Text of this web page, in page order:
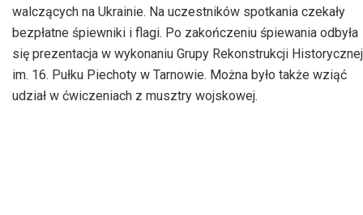
walczących na Ukrainie. Na uczestników spotkania czekały
bezpłatne śpiewniki i flagi. Po zakończeniu śpiewania odbyła
się prezentacja w wykonaniu Grupy Rekonstrukcji Historycznej
im. 16. Pułku Piechoty w Tarnowie. Można było także wziąć
udział w ćwiczeniach z musztry wojskowej.